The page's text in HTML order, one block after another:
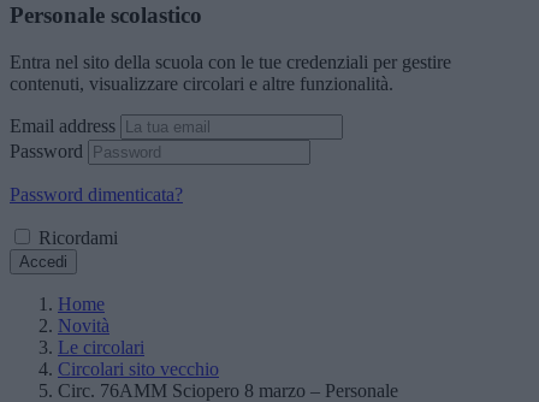
Personale scolastico
Entra nel sito della scuola con le tue credenziali per gestire
contenuti, visualizzare circolari e altre funzionalità.
Email address
Password
Password dimenticata?
Ricordami
Accedi
Home
Novità
Le circolari
Circolari sito vecchio
Circ. 76AMM Sciopero 8 marzo – Personale